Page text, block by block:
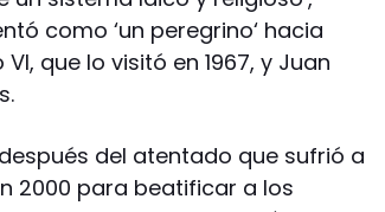
como ‘un peregrino‘ hacia
que lo visitó en 1967, y Juan
del atentado que sufrió a
2000 para beatificar a los